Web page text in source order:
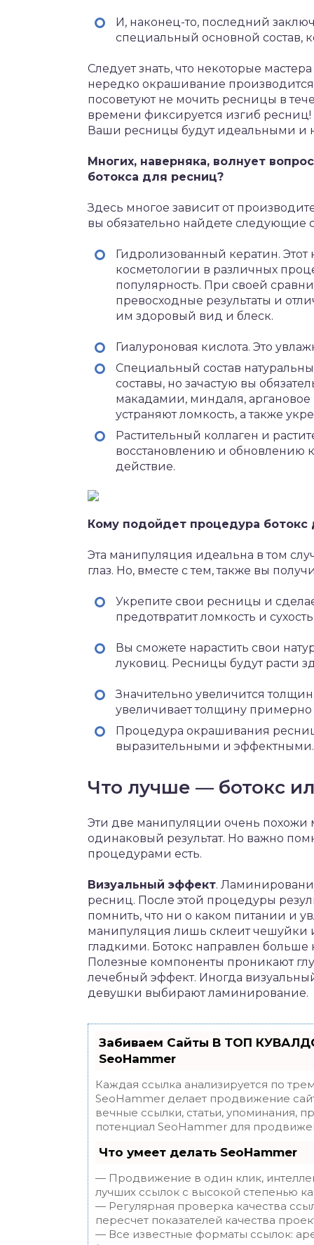
И, наконец-то, последний
специальный основной состав,
Следует знать, что некоторые
нередко окрашивание
посоветуют не мочить ресницы в
времени фиксируется изгиб ресниц!
Ваши ресницы будут идеальными и
Многих, наверняка, волнует
ботокса для ресниц?
Здесь многое зависит от
вы обязательно найдете следующие
Гидролизованный кератин. Этот
косметологии в различных
популярность. При своей
превосходные результаты и
им здоровый вид и блеск.
Гиалуроновая кислота. Это
Специальный состав
составы, но зачастую вы
макадамии, миндаля,
устраняют ломкость, а также
Растительный коллаген и
восстановлению и обновлению
действие.
Кому подойдет процедура ботокс
Эта манипуляция идеальна в том
глаз. Но, вместе с тем, также вы
Укрепите свои ресницы и
предотвратит ломкость и
Вы сможете нарастить свои
луковиц. Ресницы будут расти
Значительно увеличится
увеличивает толщину примерно
Процедура окрашивания
выразительными и эффектными.
Что лучше — ботокс
Эти две манипуляции очень похожи
одинаковый результат. Но важно
процедурами есть.
Визуальный эффект.
ресниц. После этой процедуры
помнить, что ни о каком питании и
манипуляция лишь склеит чешуйки
гладкими. Ботокс направлен
Полезные компоненты проникают
лечебный эффект. Иногда
девушки выбирают ламинирование.
Забиваем Сайты В ТОП
SeoHammer
Каждая ссылка анализируется по
SeoHammer делает продвижение
вечные ссылки, статьи, упоминания,
потенциал SeoHammer для
Что умеет делать SeoHammer
— Продвижение в один клик,
лучших ссылок с высокой степенью
— Регулярная проверка качества
пересчет показателей качества
— Все известные форматы ссылок: